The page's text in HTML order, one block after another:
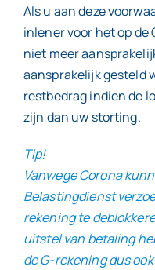
Als u aan deze
inlener voor het op
niet meer
aansprakelijk gesteld
restbedrag indien de
zijn dan uw storting.
Tip!
Vanwege Corona
Belastingdienst
rekening te
uitstel van betaling
de G-rekening dus